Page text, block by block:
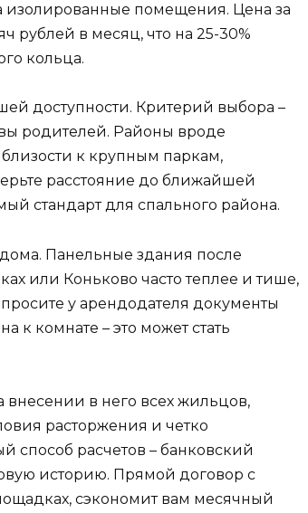
изолированные помещения. Цена за
рублей в месяц, что на 25-30%
кольца.
доступности. Критерий выбора –
родителей. Районы вроде
к крупным паркам,
расстояние до ближайшей
стандарт для спального района.
Панельные здания после
или Коньково часто теплее и тише,
у арендодателя документы
к комнате – это может стать
внесении в него всех жильцов,
расторжения и четко
способ расчетов – банковский
историю. Прямой договор с
сэкономит вам месячный